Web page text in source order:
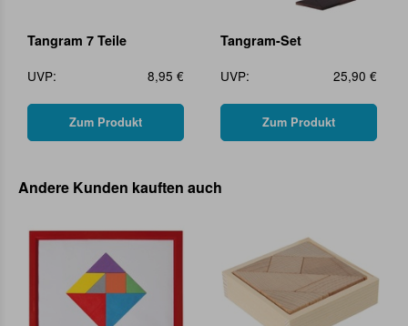
Tangram 7 Teile
UVP:
8,95 €
Zum Produkt
Tangram-Set
UVP:
25,90 €
Zum Produkt
Andere Kunden kauften auch